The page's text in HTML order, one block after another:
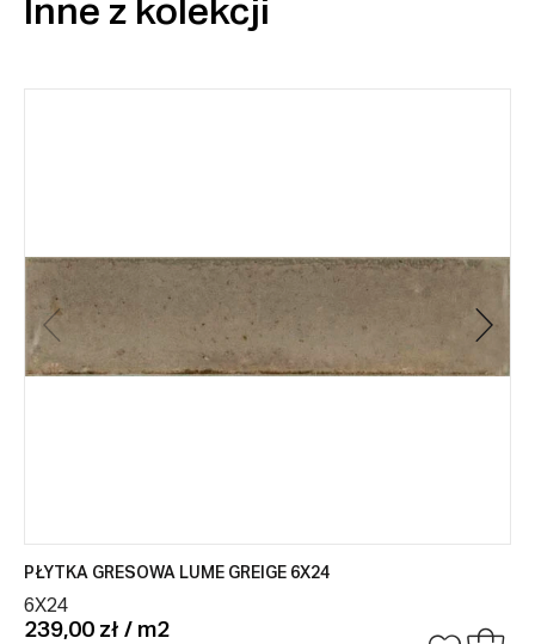
Inne z kolekcji
PŁYTKA GRESOWA LUME GREIGE 6X24
6X24
239,00 zł / m2